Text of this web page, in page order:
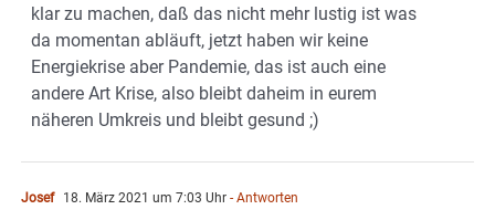
klar zu machen, daß das nicht mehr lustig ist was
da momentan abläuft, jetzt haben wir keine
Energiekrise aber Pandemie, das ist auch eine
andere Art Krise, also bleibt daheim in eurem
näheren Umkreis und bleibt gesund ;)
Josef 18. März 2021 um 7:03 Uhr - Antworten